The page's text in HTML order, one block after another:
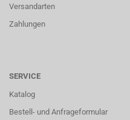
Versandarten
Zahlungen
SERVICE
Katalog
Bestell- und Anfrageformular